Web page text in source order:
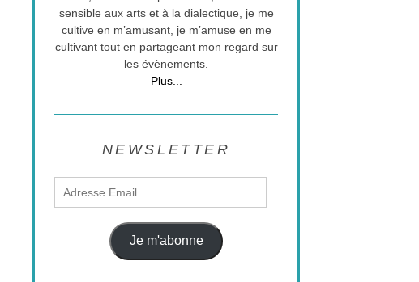
sensible aux arts et à la dialectique, je me
cultive en m’amusant, je m’amuse en me
cultivant tout en partageant mon regard sur
les évènements.
Plus...
NEWSLETTER
Je m'abonne